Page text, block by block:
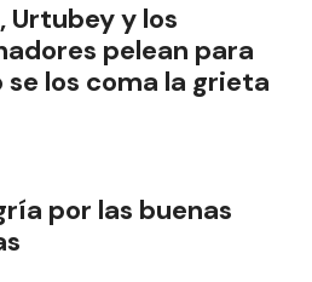
Urtubey y los
pelean para
se los coma la grieta
por las buenas